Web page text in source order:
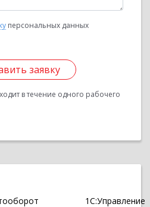
персональных данных
заявку
в течение одного рабочего
1С:Управление